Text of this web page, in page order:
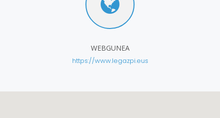
WEBGUNEA
https://www.legazpi.eus